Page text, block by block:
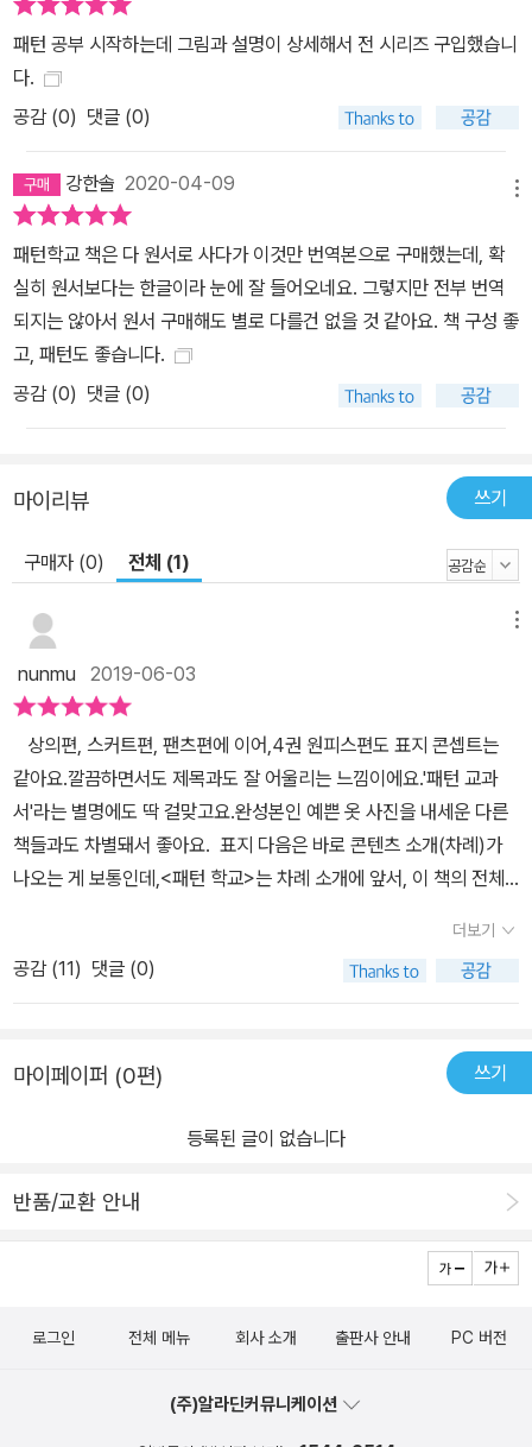
이보다 더 꼼꼼할 순 없다 《패턴 학교 Vol. 4 원피스 편》은 문화복장
학원의 마루야마 하루미 선생이 디자인 제작을 위해 알아야 할 핵심
사항을 콕콕 짚어 기초 강의, 특별 강의, 실습, 집중 강의로 나누어 설
명한다. 기초 강의에서는 원피스를 구성하는 몸판, 소매, 칼라의 디자
인과 패턴을 학습한다. 여러 디자인을 익혀 다양한 스타일을 연출할
수 있다. 특별 강의에서는 기초 강의에서 배운 패턴을 토대로 응용하
는 방법을 학습한다. 패턴 일부에 변화를 주고, 디자인 요소를 가미해
나만의 특별한 감각을 실현한다. 실습에서는 디자인 결정 방법과 패
턴 만드는 과정을 배운다. 이때 자신이 만들고 싶은 원피스의 디자인
이 구체화되며, 패턴 만드는 순서가 머릿속에 체계적으로 그려진다.
집중 강의에서는 다양한 디자인의 토대가 되는 몸판과 소매의 기본
패턴 만드는 법과 정확한 패턴 제작에 꼭 필요한 ‘맞춤 표시’, ‘패턴 체
서 이 책의 패턴 만드는 노하우를 차근차근 따라 하다 보면 나도 어느
새 디자이너에 성큼 다가서 있다!
패턴 공부 시작하는데 그림과 설명이 상세해서 전 시리즈 구입했습니
다.
공감 (0) 댓글 (0)
강한솔 2020-04-09
패턴학교 책은 다 원서로 사다가 이것만 번역본으로 구매했는데, 확
실히 원서보다는 한글이라 눈에 잘 들어오네요. 그렇지만 전부 번역
되지는 않아서 원서 구매해도 별로 다를건 없을 것 같아요. 책 구성 좋
고, 패턴도 좋습니다.
공감 (0) 댓글 (0)
마이리뷰 쓰기
구매자 (0) 전체 (1)
nunmu 2019-06-03
상의편, 스커트편, 팬츠편에 이어,4권 원피스편도 표지 콘셉트는
같아요.깔끔하면서도 제목과도 잘 어울리는 느낌이에요.'패턴 교과
서'라는 별명에도 딱 걸맞고요.완성본인 예쁜 옷 사진을 내세운 다른
책들과도 차별돼서 좋아요. 표지 다음은 바로 콘텐츠 소개(차례)가
나오는 게 보통인데,<패턴 학교>는 차례 소개에 앞서, 이 책의 전체
떤 내용을 담고 있는지진짜 강의 커리클럼을 소개받으며 수업을 준비
하는 느낌이 나요. :-) <패턴 학교 - 원피스 편>의 차례예요.정말 많
은 내용을 담고 있다는 게 느껴지네요.'패턴 교과서', '제도 입문서'라
소개하는 책입니다. 2권인 스커트 편도 가지고 있는데,평소 원피스를
많이 사 입기도 하고 종종 패턴책 이용하거나 제멋대로 만들어 입기
그런데 차례만 봐도 세상의 모든 원피스를 다 만들 수 있을 것만 같은
원피스라는 옷 각 부분부분의 명칭, 몸 각 부분 이름과 치수 재는 법,
요. 책 전체 페이지가 컬러인 것도 정말 마음에 들어요.정말 많은 정보
명해주고 있어서 깔끔한 데다정보도 바로바로 찾을 수 있어 좋더라고
더보기
공감 (11) 댓글 (0)
마이페이퍼 (0편) 쓰기
등록된 글이 없습니다
반품/교환 안내
로그인 전체 메뉴 회사 소개 출판사 안내 PC 버전
(주)알라딘커뮤니케이션